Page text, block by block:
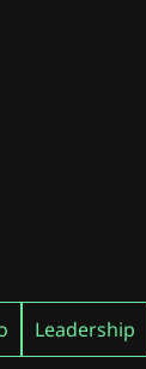
Leadership